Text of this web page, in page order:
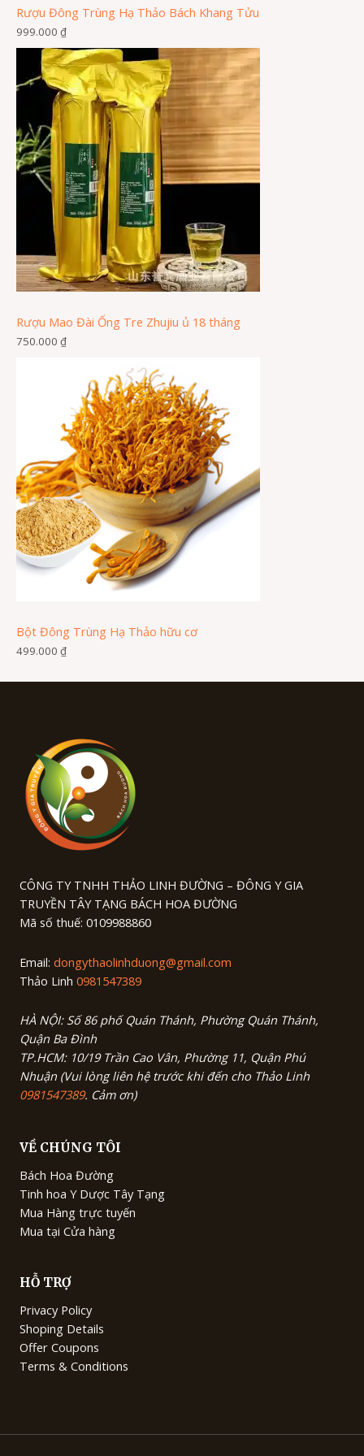
Rượu Đông Trùng Hạ Thảo Bách Khang Tửu
999.000 ₫
Rượu Mao Đài Ống Tre Zhujiu ủ 18 tháng
750.000 ₫
Bột Đông Trùng Hạ Thảo hữu cơ
499.000 ₫
CÔNG TY TNHH THẢO LINH ĐƯỜNG – ĐÔNG Y GIA
TRUYỀN TÂY TẠNG BÁCH HOA ĐƯỜNG
Mã số thuế: 0109988860
Email: dongythaolinhduong@gmail.com
Thảo Linh 0981547389
HÀ NỘI: Số 86 phố Quán Thánh, Phường Quán Thánh,
Quận Ba Đình
TP.HCM: 10/19 Trần Cao Vân, Phường 11, Quận Phú
Nhuận (Vui lòng liên hệ trước khi đến cho Thảo Linh
0981547389. Cảm ơn)
VỀ CHÚNG TÔI
Bách Hoa Đường
Tinh hoa Y Dược Tây Tạng
Mua Hàng trực tuyến
Mua tại Cửa hàng
HỖ TRỢ
Privacy Policy
Shoping Details
Offer Coupons
Terms & Conditions